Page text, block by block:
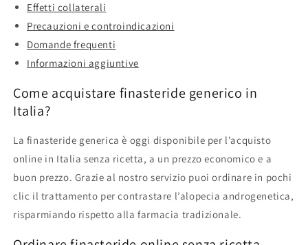
Effetti collaterali
Precauzioni e controindicazioni
Domande frequenti
Informazioni aggiuntive
Come acquistare finasteride generico in
Italia?
La finasteride generica è oggi disponibile per l’acquisto
online in Italia senza ricetta, a un prezzo economico e a
buon prezzo. Grazie al nostro servizio puoi ordinare in pochi
clic il trattamento per contrastare l’alopecia androgenetica,
risparmiando rispetto alla farmacia tradizionale.